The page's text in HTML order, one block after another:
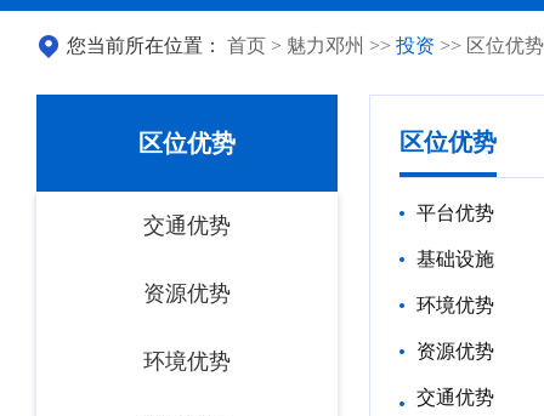
您当前所在位置： 首页 > 魅力邓州 >> 投资 >> 区位优势
区位优势
交通优势
资源优势
环境优势
区位优势
平台优势
基础设施
环境优势
资源优势
交通优势